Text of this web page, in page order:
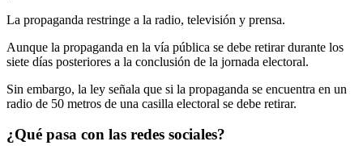
La propaganda restringe a la radio, televisión y prensa.
Aunque la propaganda en la vía pública se debe retirar durante los
siete días posteriores a la conclusión de la jornada electoral.
Sin embargo, la ley señala que si la propaganda se encuentra en un
radio de 50 metros de una casilla electoral se debe retirar.
¿Qué pasa con las redes sociales?